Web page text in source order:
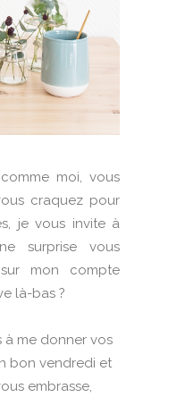
moi, vous
craquez pour
je vous invite à
surprise vous
mon compte
là-bas ?
à me donner vos
bon vendredi et
embrasse,